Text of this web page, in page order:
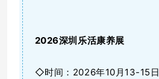
2026深圳乐活康养展
◇时间：2026年10月13-15日